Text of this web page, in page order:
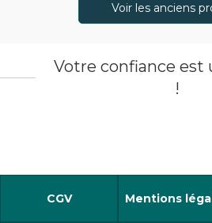
Voir les anciens
Votre confiance est
!
CGV Mentions